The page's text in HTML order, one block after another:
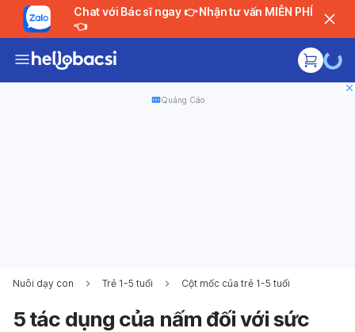
Chat với Bác sĩ ngay 👉 Nhận tư vấn MIỄN PHÍ
👈
Quảng Cáo
Nuôi dạy con Trẻ 1-5 tuổi Cột mốc của trẻ 1-5 tuổi
5 tác dụng của nấm đối với sức